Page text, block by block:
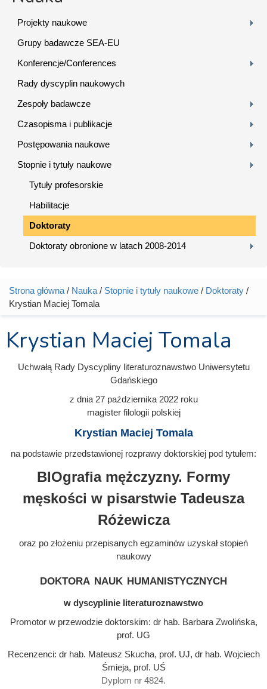
Projekty naukowe
Grupy badawcze SEA-EU
Konferencje/Conferences
Rady dyscyplin naukowych
Zespoły badawcze
Czasopisma i publikacje
Postępowania naukowe
Stopnie i tytuły naukowe
Tytuły profesorskie
Habilitacje
Doktoraty
Doktoraty obronione w latach 2008-2014
Jesteś tutaj
Strona główna / Nauka / Stopnie i tytuły naukowe / Doktoraty /
Krystian Maciej Tomala
Krystian Maciej Tomala
Uchwałą Rady Dyscypliny literaturoznawstwo Uniwersytetu
Gdańskiego
z dnia 27 października 2022roku
magister filologii polskiej
Krystian Maciej Tomala
na podstawie przedstawionej rozprawy doktorskiej pod tytułem:
BIOgrafia mężczyzny. Formy
męskości w pisarstwie Tadeusza
Różewicza
oraz po złożeniu przepisanych egzaminów uzyskał stopień
naukowy
doktora nauk humanistycznych
w dyscyplinie literaturoznawstwo
Promotor w przewodzie doktorskim: dr hab. Barbara Zwolińska,
prof. UG
Recenzenci: dr hab. Mateusz Skucha, prof. UJ, dr hab. Wojciech
Śmieja, prof. UŚ
Dyplom nr 4824.